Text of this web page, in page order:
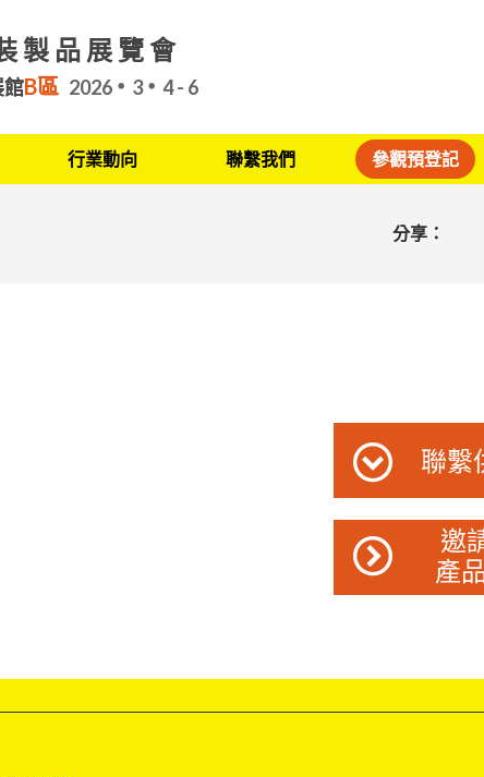
製品展覽會
館B區 2026 3 4 - 6
行業動向 聯繫我們 參觀預登記
分享：
聯繫
邀
產